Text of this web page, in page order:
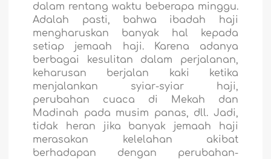
dalam rentang waktu beberapa minggu.
Adalah pasti, bahwa ibadah haji
mengharuskan banyak hal kepada
setiap jemaah haji. Karena adanya
berbagai kesulitan dalam perjalanan,
keharusan berjalan kaki ketika
menjalankan syiar-syiar haji,
perubahan cuaca di Mekah dan
Madinah pada musim panas, dll. Jadi,
tidak heran jika banyak jemaah haji
merasakan kelelahan akibat
berhadapan dengan perubahan-